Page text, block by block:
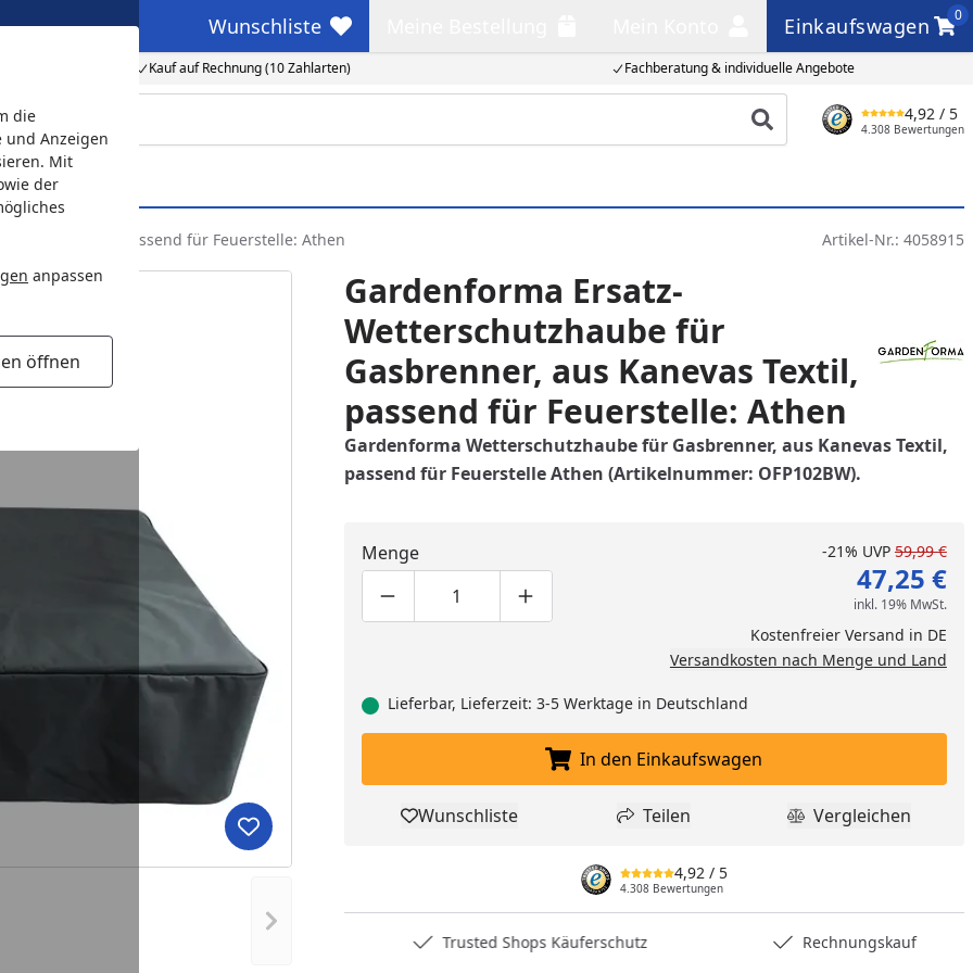
die
und Anzeigen
Mit
der
anpassen
öffnen
Kauf auf Rechnung (10 Zahlarten) Fachberatung & individuelle Angebote
Wunschliste
Wunschliste Einkaufswagen
0
Einkaufswagen
Produkt suchen
4,92 / 5
4.308 Bewertungen
Textil, passend für Feuerstelle: Athen Artikel-Nr.: 4058915
Nächstes Bild anzeigen
Produkt zur Wunschliste hinzufügen
Gardenforma Ersatz-
Wetterschutzhaube für
Gasbrenner, aus Kanevas Textil,
passend für Feuerstelle: Athen
Gardenforma Wetterschutzhaube für Gasbrenner, aus Kanevas Textil,
passend für Feuerstelle Athen (Artikelnummer: OFP102BW).
Menge
Produktmenge um eins verringern
Produktmenge manuell eingeben
Produktmenge um eins erhöhen
-21% UVP 59,99 €
47,25 €
inkl. 19% MwSt.
Kostenfreier Versand in DE
Versandkosten nach Menge und Land
Lieferbar, Lieferzeit: 3-5 Werktage in Deutschland
In den Einkaufswagen legen
In den Einkaufswagen
Produkt zur Wunschliste hinzufügen
Wunschliste Teilen
Teilen Produkt
Vergleichen
4,92 / 5
4.308 Bewertungen
Trusted Shops Käuferschutz Rechnungskauf